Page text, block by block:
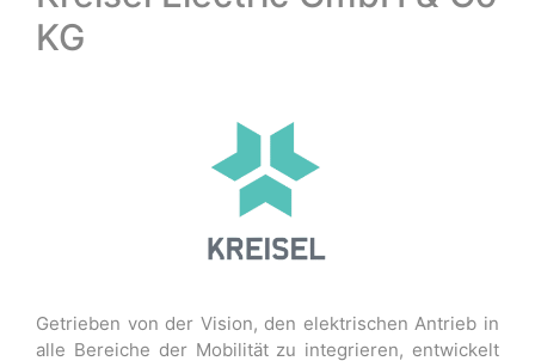
KG
Getrieben von der Vision, den elektrischen Antrieb in
alle Bereiche der Mobilität zu integrieren, entwickelt